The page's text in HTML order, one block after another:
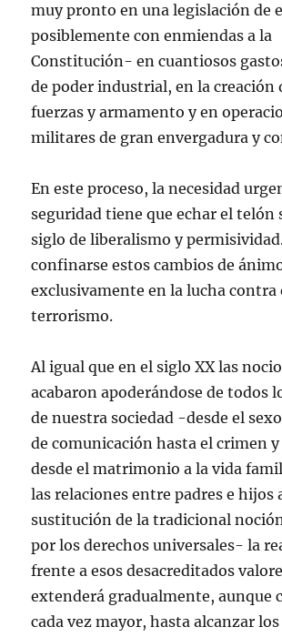
muy pronto en una legislación de
posiblemente con enmiendas a la
Constitución- en cuantiosos
de poder industrial, en la creación
fuerzas y armamento y en
militares de gran envergadura y
En este proceso, la necesidad
seguridad tiene que echar el telón
siglo de liberalismo y
confinarse estos cambios de
exclusivamente en la lucha contra
terrorismo.
Al igual que en el siglo XX las
acabaron apoderándose de todos
de nuestra sociedad -desde el
de comunicación hasta el crimen
desde el matrimonio a la vida
las relaciones entre padres e hijos
sustitución de la tradicional
por los derechos universales- la
frente a esos desacreditados
extenderá gradualmente, aunque
cada vez mayor, hasta alcanzar